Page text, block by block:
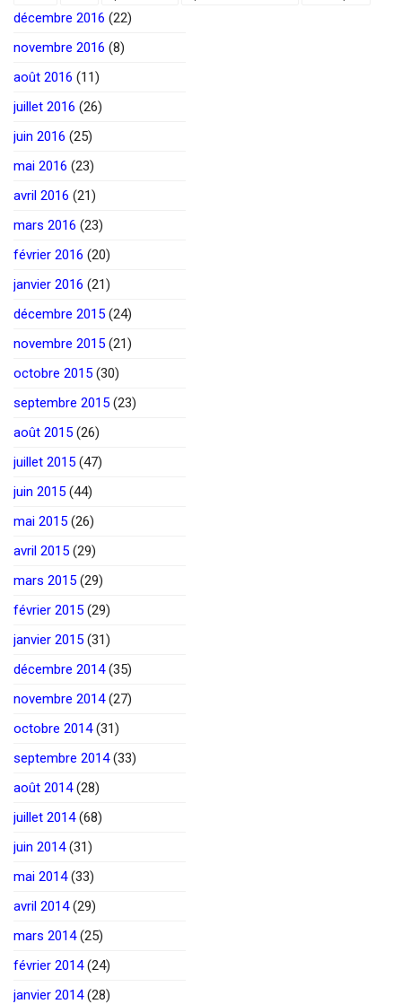
décembre 2016 (22)
novembre 2016 (8)
août 2016 (11)
juillet 2016 (26)
juin 2016 (25)
mai 2016 (23)
avril 2016 (21)
mars 2016 (23)
février 2016 (20)
janvier 2016 (21)
décembre 2015 (24)
novembre 2015 (21)
octobre 2015 (30)
septembre 2015 (23)
août 2015 (26)
juillet 2015 (47)
juin 2015 (44)
mai 2015 (26)
avril 2015 (29)
mars 2015 (29)
février 2015 (29)
janvier 2015 (31)
décembre 2014(35)
novembre 2014(27)
octobre 2014(31)
septembre 2014(33)
août 2014(28)
juillet 2014(68)
juin 2014(31)
mai 2014(33)
avril 2014(29)
mars 2014(25)
février 2014(24)
janvier 2014(28)